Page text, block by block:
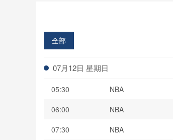
全部
07月12日 星期日
05:30 NBA
06:00
NBA
07:30
NBA